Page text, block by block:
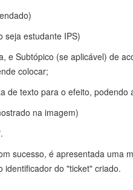
seja estudante IPS)
e Subtópico (se aplicável) de
colocar;
de texto para o efeito, podendo
na imagem)
sucesso, é apresentada uma
identificador do "ticket" criado.